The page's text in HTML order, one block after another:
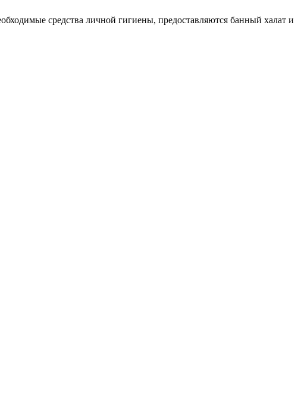
средства личной гигиены, предоставляются банный халат и